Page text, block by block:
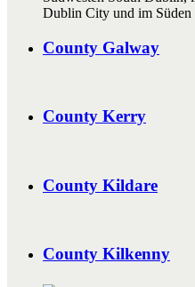
Dublin City und im
County Galway
County Kerry
County Kildare
County Kilkenny